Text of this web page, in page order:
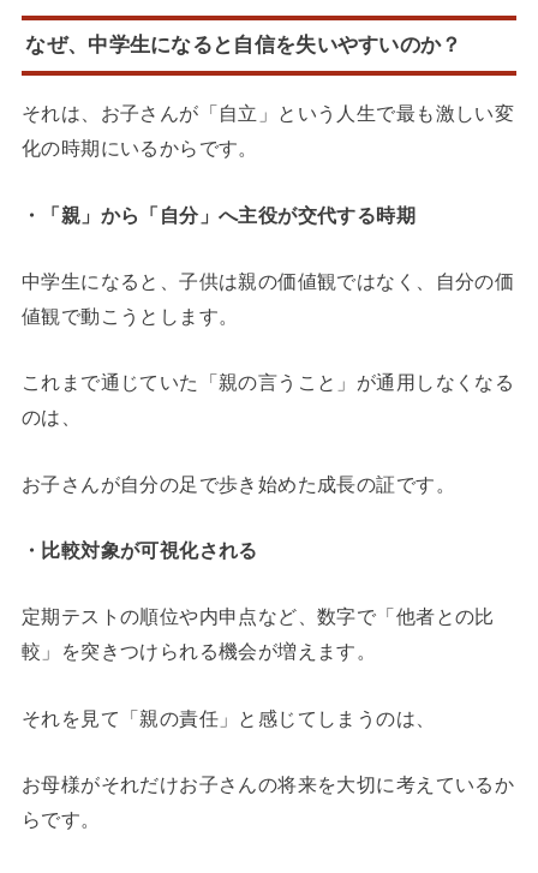
なぜ、中学生になると自信を失いやすいのか？
それは、お子さんが「自立」という人生で最も激しい変
化の時期にいるからです。
・「親」から「自分」へ主役が交代する時期
中学生になると、子供は親の価値観ではなく、自分の価
値観で動こうとします。
これまで通じていた「親の言うこと」が通用しなくなる
のは、
お子さんが自分の足で歩き始めた成長の証です。
・比較対象が可視化される
定期テストの順位や内申点など、数字で「他者との比
較」を突きつけられる機会が増えます。
それを見て「親の責任」と感じてしまうのは、
お母様がそれだけお子さんの将来を大切に考えているか
らです。